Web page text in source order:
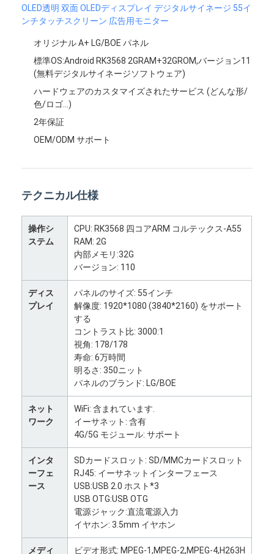
家へ
わたしたち に つい て
OLED透明 双面 OLEDディスプレイ デジタルサイネージ 55イ
ンチタッチスクリーン 広告用モニター
オリジナル A+ LG/BOE パネル
標準OS:Android RK3568 2GRAM+32GROM,バージョン11
(無料デジタルサイネージソフトウェア)
ハードウェアのカスタマイズされたサービス (どんな形/
色/ロゴ...)
2年保証
OEM/ODM サポート
テクニカル仕様
操作シ
ステム
CPU: RK3568 四コアARM コルテックス-A55
RAM: 2G
内部メモリ:32G
バージョン: 110
ディス
プレイ
パネルのサイズ: 55インチ
解像度: 1920*1080 (3840*2160) をサポート
する
コントラスト比: 3000:1
視角: 178/178
寿命: 6万時間
明るさ: 350ニット
パネルのブランド: LG/BOE
ネット
ワーク
WiFi: 含まれています.
イーサネット: 含有
4G/5G モジュール: サポート
インタ
ーフェ
ース
SDカードスロット: SD/MMCカードスロット
RJ45: イーサネットインターフェース
USB:USB 2.0 ホスト*3
USB OTG:USB OTG
電源ジャック:直流電源入力
イヤホン: 3.5mm イヤホン
メディ ビデオ形式: MPEG-1,MPEG-2,MPEG-4,H263H